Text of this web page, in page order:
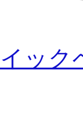
ック